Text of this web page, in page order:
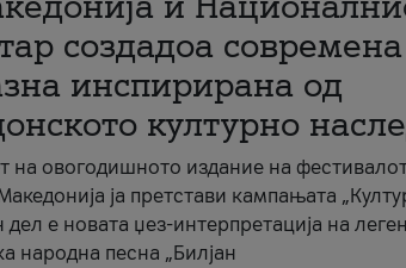
создадоа
инспирирана од
културно
на овогодишното издание на
ја претстави кампањата
дел е новата џез-интерпретација на
народна песна „Билјан